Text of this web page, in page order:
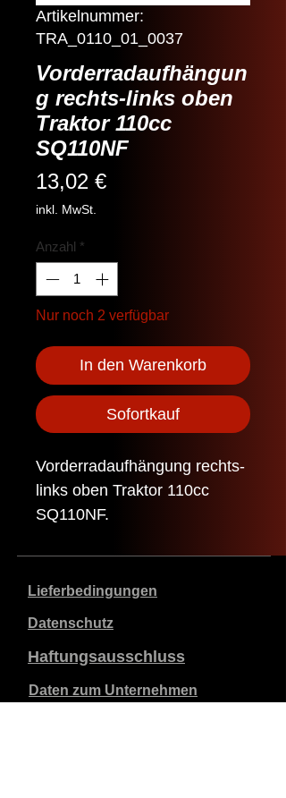
Artikelnummer:
TRA_0110_01_0037
Vorderradaufhängun
g rechts-links oben
Traktor 110cc
SQ110NF
13,02 €Preis
inkl. MwSt.
Anzahl *
Nur noch 2 verfügbar
In den Warenkorb
Sofortkauf
Vorderradaufhängung rechts-
links oben Traktor 110cc
SQ110NF.
Lieferbedingungen
Datenschutz
Haftungsausschluss
Daten zum Unternehmen